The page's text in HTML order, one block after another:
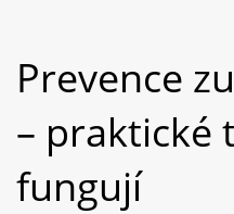
Prevence
– praktické
fungují